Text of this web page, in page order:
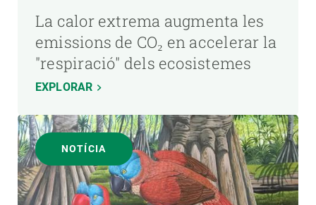
La calor extrema augmenta les
emissions de CO₂ en accelerar la
"respiració" dels ecosistemes
EXPLORAR
NOTÍCIA